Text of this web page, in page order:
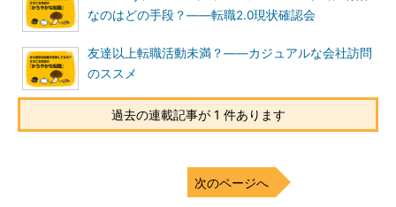
なのはどの手段？――転職2.0現状確認会
友達以上転職活動未満？――カジュアルな会社訪問
のススメ
過去の連載記事が 1 件あります
次のページへ